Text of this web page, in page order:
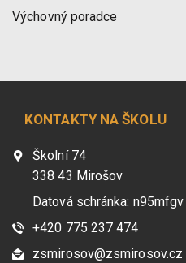
Výchovný poradce
KONTAKTY NA ŠKOLU
Školní 74
338 43 Mirošov
Datová schránka: n95mfgv
+420 775 237 474
zsmirosov@zsmirosov.cz